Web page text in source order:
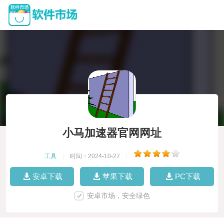
小马加速器官网网址
工具 时间：2024-10-27
安卓下载 苹果下载 PC下载
安卓市场，安全绿色